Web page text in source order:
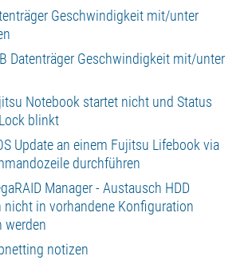
Geschwindigkeit mit/unter
Datenträger Geschwindigkeit mit/unter
Notebook startet nicht und Status
blinkt
Update an einem Fujitsu Lifebook via
durchführen
Manager - Austausch HDD
nicht in vorhandene Konfiguration
werden
notizen